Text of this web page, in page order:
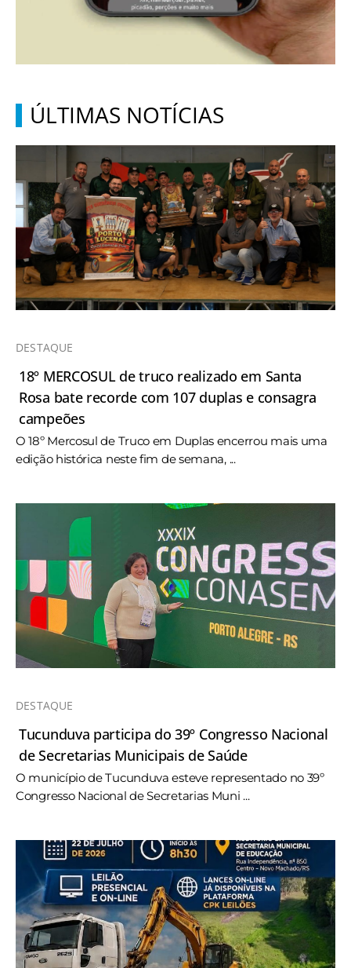
ÚLTIMAS NOTÍCIAS
DESTAQUE
18º MERCOSUL de truco realizado em Santa
Rosa bate recorde com 107 duplas e consagra
campeões
O 18º Mercosul de Truco em Duplas encerrou mais uma
edição histórica neste fim de semana, ...
DESTAQUE
Tucunduva participa do 39º Congresso Nacional
de Secretarias Municipais de Saúde
O município de Tucunduva esteve representado no 39º
Congresso Nacional de Secretarias Muni ...